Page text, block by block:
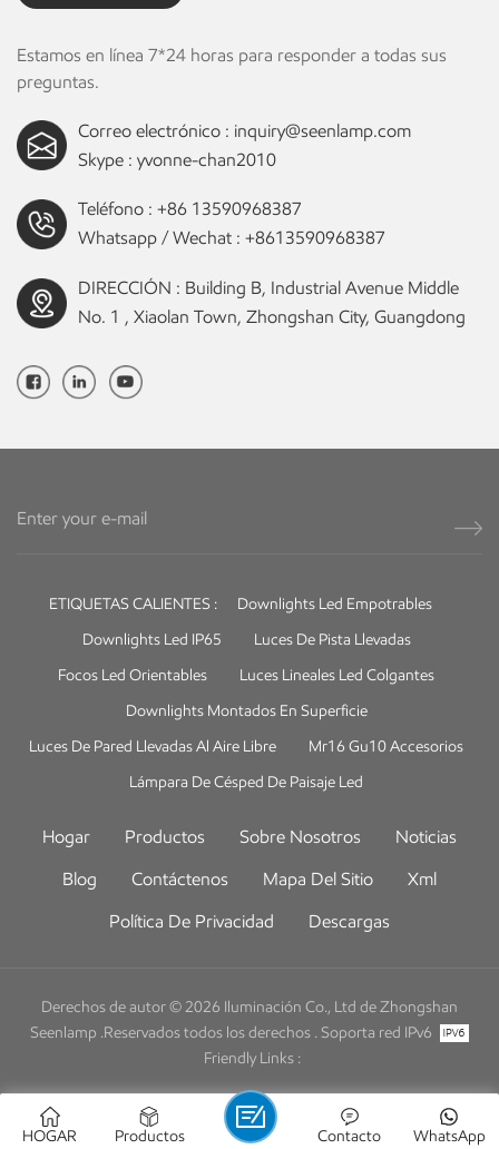
Estamos en línea 7*24 horas para responder a todas sus
preguntas.
Correo electrónico : inquiry@seenlamp.com
Skype : yvonne-chan2010
Teléfono : +86 13590968387
Whatsapp / Wechat : +8613590968387
DIRECCIÓN : Building B, Industrial Avenue Middle
No. 1 , Xiaolan Town, Zhongshan City, Guangdong
ETIQUETAS CALIENTES :
Downlights Led Empotrables
Downlights Led IP65
Luces De Pista Llevadas
Focos Led Orientables
Luces Lineales Led Colgantes
Downlights Montados En Superficie
Luces De Pared Llevadas Al Aire Libre
Mr16 Gu10 Accesorios
Lámpara De Césped De Paisaje Led
Hogar Productos Sobre Nosotros
Noticias
Blog
Contáctenos Mapa Del Sitio
Xml
Política De Privacidad
Descargas
Derechos de autor © 2026 Iluminación Co., Ltd de Zhongshan
Seenlamp .Reservados todos los derechos . Soporta red IPv6
Friendly Links :
HOGAR Productos WhatsApp
Contacto